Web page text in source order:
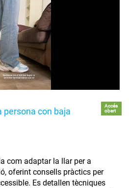
persona con baja
Accés
obert
com adaptar la llar per a
oferint consells pràctics per
Es detallen tècniques